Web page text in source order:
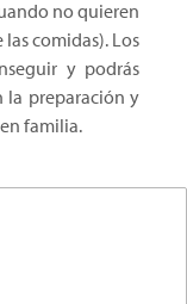
no quieren
comidas). Los
y podrás
la preparación y
familia.